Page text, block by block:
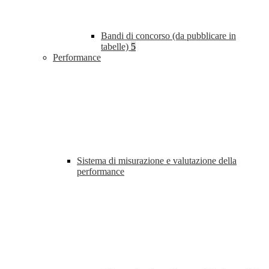
Bandi di concorso (da pubblicare in
tabelle) 5
Performance
Sistema di misurazione e valutazione della
performance